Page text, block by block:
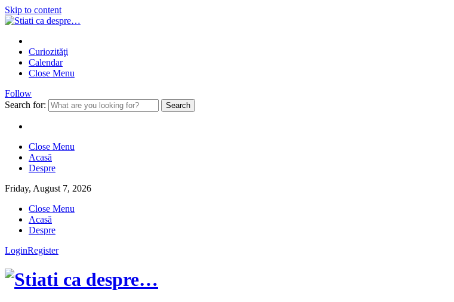
Skip to content
Curiozităţi
Calendar
Close Menu
Follow
Search for:
Close Menu
Acasă
Despre
Friday, August 7, 2026
Close Menu
Acasă
Despre
LoginRegister